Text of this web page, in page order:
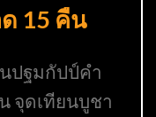
15 คืน
ปฐมกัปป์คำ
จุดเทียนบูชา